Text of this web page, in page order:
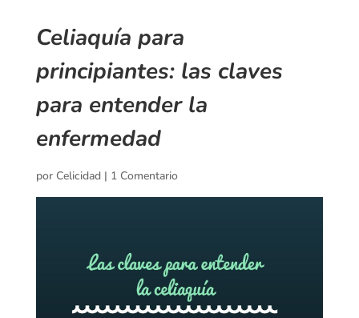
Celiaquía para
principiantes: las claves
para entender la
enfermedad
por Celicidad| 1 Comentario